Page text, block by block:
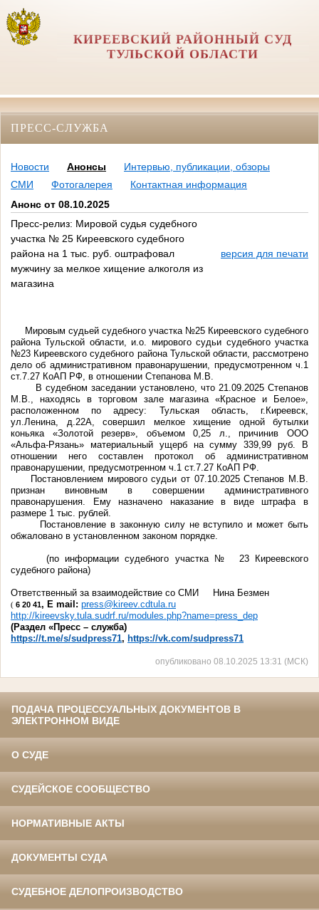
КИРЕЕВСКИЙ РАЙОННЫЙ СУД
ТУЛЬСКОЙ ОБЛАСТИ
ПРЕСС-СЛУЖБА
Новости Анонсы
Интервью, публикации, обзоры
СМИ
Фотогалерея
Контактная информация
Анонс от 08.10.2025
Пресс-релиз: Мировой судья судебного
участка № 25 Киреевского судебного
района на 1 тыс. руб. оштрафовал
мужчину за мелкое хищение алкоголя из
магазина
версия для печати
Мировым судьей судебного участка №25 Киреевского судебного
района Тульской области, и.о. мирового судьи судебного участка
№23 Киреевского судебного района Тульской области, рассмотрено
дело об административном правонарушении, предусмотренном ч.1
ст.7.27 КоАП РФ, в отношении Степанова М.В.
В судебном заседании установлено, что 21.09.2025 Степанов
М.В., находясь в торговом зале магазина «Красное и Белое»,
расположенном по адресу: Тульская область, г.Киреевск,
ул.Ленина, д.22А, совершил мелкое хищение одной бутылки
коньяка «Золотой резерв», объемом 0,25 л., причинив ООО
«Альфа-Рязань» материальный ущерб на сумму 339,99 руб.
В
отношении него составлен протокол об административном
правонарушении, предусмотренном ч.1 ст.7.27 КоАП РФ.
Постановлением мирового судьи от 07.10.2025 Степанов М.В.
признан виновным в совершении административного
правонарушения. Ему назначено наказание в виде штрафа в
размере 1 тыс. рублей.
Постановление в законную силу не вступило и может быть
обжаловано в установленном законом порядке.
(по информации судебного участка № 23 Киреевского
судебного района)
Ответственный за взаимодействие со СМИ Нина Безмен
( 6 20 41, E mail: press@kireev.cdtula.ru
http://kireevsky.tula.sudrf.ru/modules.php?name=press_dep
(Раздел «Пресс – служба)
https://t.me/s/sudpress71, https://vk.com/sudpress71
опубликовано 08.10.2025 13:31 (МСК)
ПОДАЧА ПРОЦЕССУАЛЬНЫХ ДОКУМЕНТОВ В
ЭЛЕКТРОННОМ ВИДЕ
О СУДЕ
СУДЕЙСКОЕ СООБЩЕСТВО
НОРМАТИВНЫЕ АКТЫ
ДОКУМЕНТЫ СУДА
СУДЕБНОЕ ДЕЛОПРОИЗВОДСТВО